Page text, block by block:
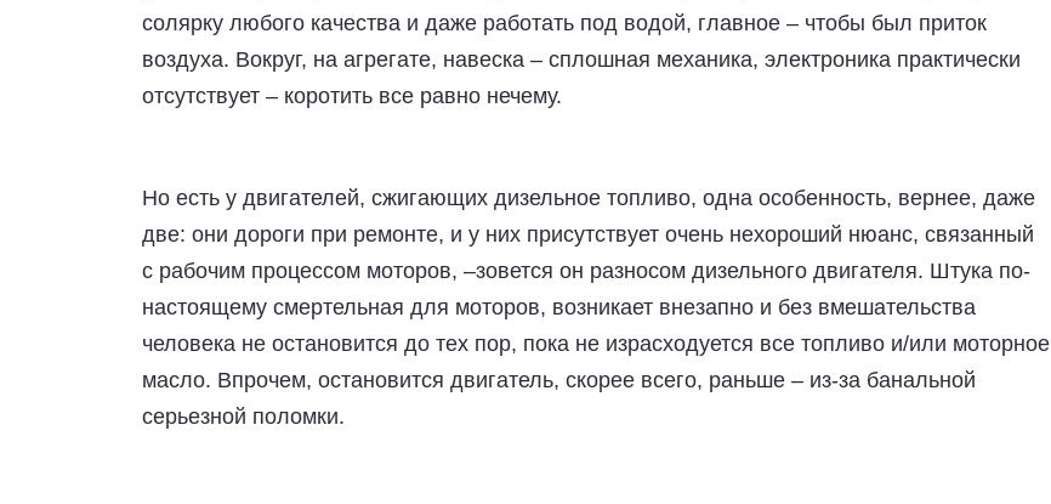
солярку любого качества и даже работать под водой, главное – чтобы был приток
воздуха. Вокруг, на агрегате, навеска – сплошная механика, электроника практически
отсутствует – коротить все равно нечему.
Но есть у двигателей, сжигающих дизельное топливо, одна особенность, вернее, даже
две: они дороги при ремонте, и у них присутствует очень нехороший нюанс, связанный
с рабочим процессом моторов, –зовется он разносом дизельного двигателя. Штука по-
настоящему смертельная для моторов, возникает внезапно и без вмешательства
человека не остановится до тех пор, пока не израсходуется все топливо и/или моторное
масло. Впрочем, остановится двигатель, скорее всего, раньше – из-за банальной
серьезной поломки.